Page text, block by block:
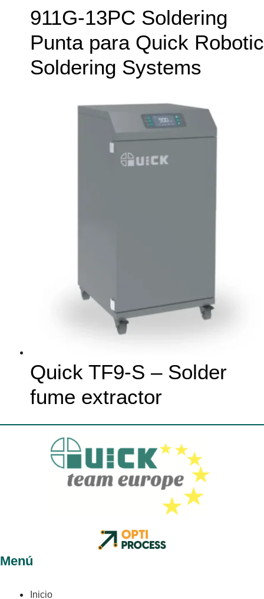
911G-13PC Soldering
Punta para Quick Robotic
Soldering Systems
Quick TF9-S – Solder
fume extractor
Menú
Inicio